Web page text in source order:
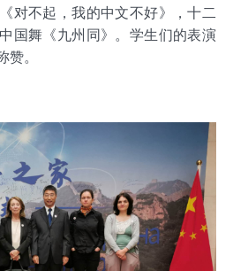
对不起，我的中文不好》，十二
国舞《九州同》。学生们的表演
赞。